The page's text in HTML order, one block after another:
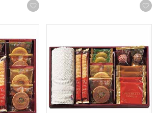
お気に入りに登録する